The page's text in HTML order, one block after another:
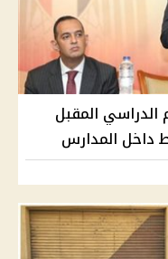
الدراسي المقبل